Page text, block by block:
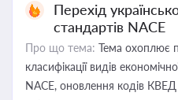
Перехід
стандартів NACE
Про що тема: Тема охоплює
класифікації видів
NACE, оновлення кодів КВЕД